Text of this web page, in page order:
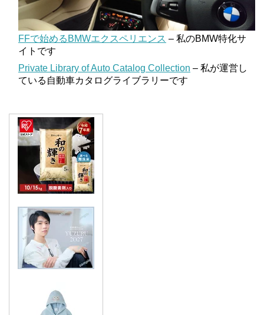
FFで始めるBMWエクスペリエンス – 私のBMW特化サ
イトです
Private Library of Auto Catalog Collection – 私が運営し
ている自動車カタログライブラリーです